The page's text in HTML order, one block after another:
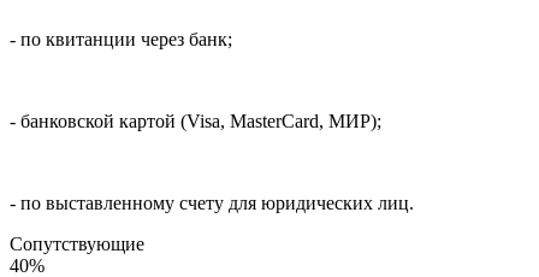
- по квитанции через банк;
- банковской картой (Visa, MasterCard, МИР);
- по выставленному счету для юридических лиц.
Cопутствующие
40%